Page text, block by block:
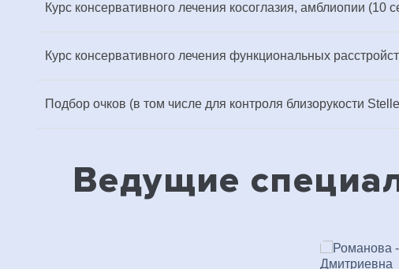
Курс консервативного лечения косоглазия, амблиопии (10
Курс консервативного лечения функциональных
Подбор очков (в том числе для контроля близорукости
Ведущие